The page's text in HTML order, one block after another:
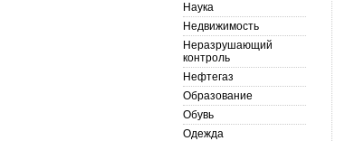
Наука
Недвижимость
Неразрушающий
контроль
Нефтегаз
Образование
Обувь
Одежда